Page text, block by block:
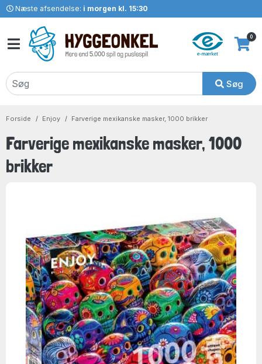
Næste afsendelse: i morgen kl. 15:30
Søg
0
Forside Enjoy Farverige mexikanske masker, 1000 brikker
Farverige mexikanske masker, 1000
brikker